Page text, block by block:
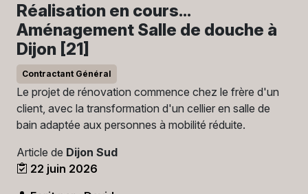
Réalisation en cours...
Aménagement Salle de douche à
Dijon [21]
Contractant Général
Le projet de rénovation commence chez le frère d'un
client, avec la transformation d'un cellier en salle de
bain adaptée aux personnes à mobilité réduite.
Article de Dijon Sud
22 juin 2026